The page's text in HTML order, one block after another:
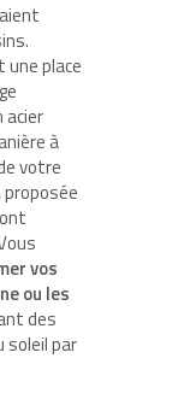
place
acier
à
votre
vos
ou les
des
soleil par